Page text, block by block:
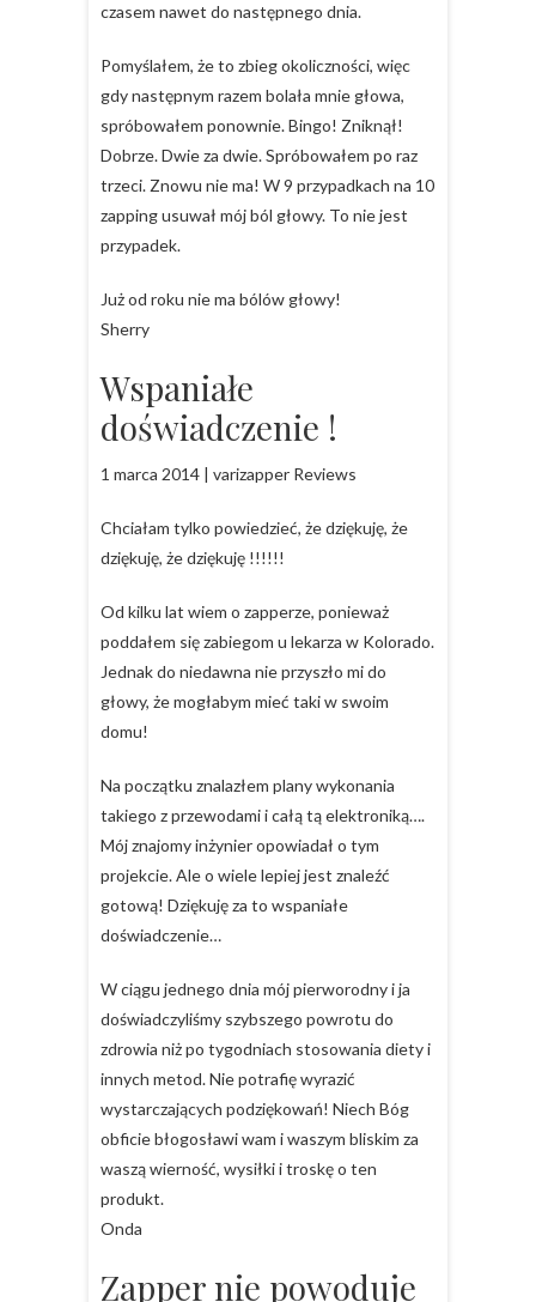
czasem nawet do następnego dnia.
Pomyślałem, że to zbieg okoliczności, więc
gdy następnym razem bolała mnie głowa,
spróbowałem ponownie. Bingo! Zniknął!
Dobrze. Dwie za dwie. Spróbowałem po raz
trzeci. Znowu nie ma! W 9 przypadkach na 10
zapping usuwał mój ból głowy. To nie jest
przypadek.
Już od roku nie ma bólów głowy!
Sherry
Wspaniałe
doświadczenie !
1 marca 2014 | varizapper Reviews
Chciałam tylko powiedzieć, że dziękuję, że
dziękuję, że dziękuję !!!!!!
Od kilku lat wiem o zapperze, ponieważ
poddałem się zabiegom u lekarza w Kolorado.
Jednak do niedawna nie przyszło mi do
głowy, że mogłabym mieć taki w swoim
domu!
Na początku znalazłem plany wykonania
takiego z przewodami i całą tą elektroniką….
Mój znajomy inżynier opowiadał o tym
projekcie. Ale o wiele lepiej jest znaleźć
gotową! Dziękuję za to wspaniałe
doświadczenie…
W ciągu jednego dnia mój pierworodny i ja
doświadczyliśmy szybszego powrotu do
zdrowia niż po tygodniach stosowania diety i
innych metod. Nie potrafię wyrazić
wystarczających podziękowań! Niech Bóg
obficie błogosławi wam i waszym bliskim za
waszą wierność, wysiłki i troskę o ten
produkt.
Onda
Zapper nie powoduje